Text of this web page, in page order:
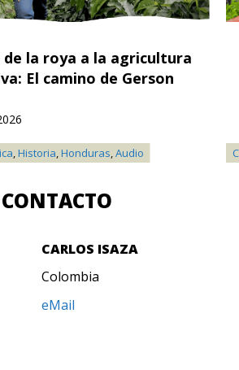
,Historia,Honduras,Audio
de la roya a la agricultura
El camino de Gerson
CONTACTO
CARLOS ISAZA
Colombia
eMail